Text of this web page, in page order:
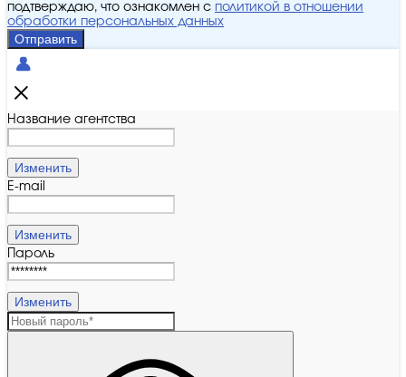
подтверждаю, что ознакомлен с политикой в отношении
обработки персональных данных
Отправить
Название агентства
Изменить
E-mail
Изменить
Пароль
Изменить